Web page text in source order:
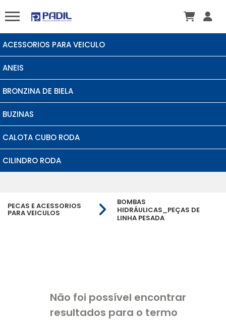
ACESSORIOS PARA VEICULO
ANEIS
BRONZINA DE BIELA
BUZINAS
CALOTA CUBO RODA
CILINDRO RODA
PECAS E ACESSORIOS
PARA VEICULOS
BOMBAS
HIDRÁULICAS_PEÇAS DE
LINHA PESADA
Não foi possível encontrar
resultados para o termo